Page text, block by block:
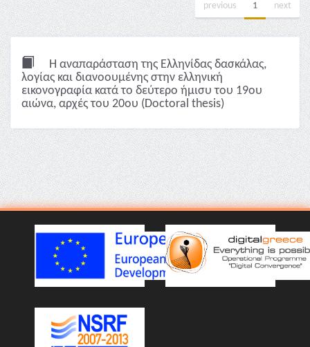
previous 1 next
Η αναπαράσταση της Ελληνίδας δασκάλας,
λoγίας και διανοουμένης στην ελληνική
εικονογραφία κατά το δεύτερο ήμισυ του 19ου
αιώνα, αρχές του 20ου (Doctoral thesis)